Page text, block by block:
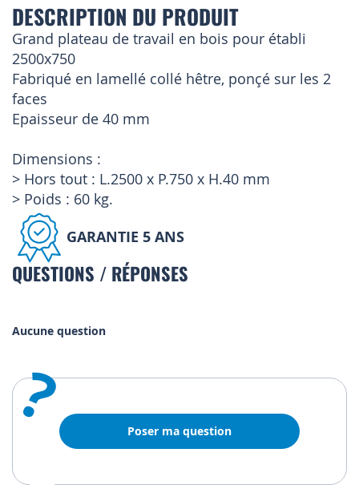
DESCRIPTION DU PRODUIT
Grand plateau de travail en bois pour établi
2500x750
Fabriqué en lamellé collé hêtre, ponçé sur les 2
faces
Epaisseur de 40 mm
Dimensions :
> Hors tout : L.2500 x P.750 x H.40 mm
> Poids : 60 kg.
GARANTIE 5 ANS
QUESTIONS / RÉPONSES
Aucune question
? Poser ma question